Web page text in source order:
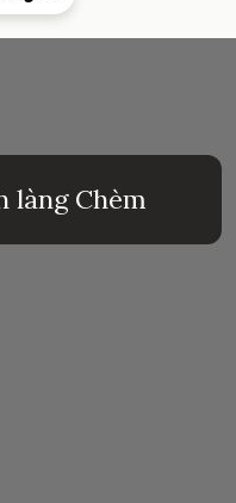
làng Chèm